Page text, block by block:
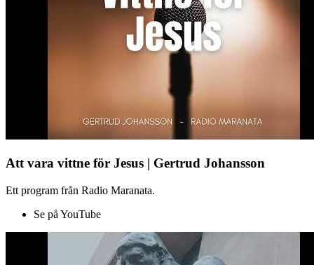
Att vara vittne för Jesus | Gertrud Johansson
Ett program från Radio Maranata.
Se på YouTube